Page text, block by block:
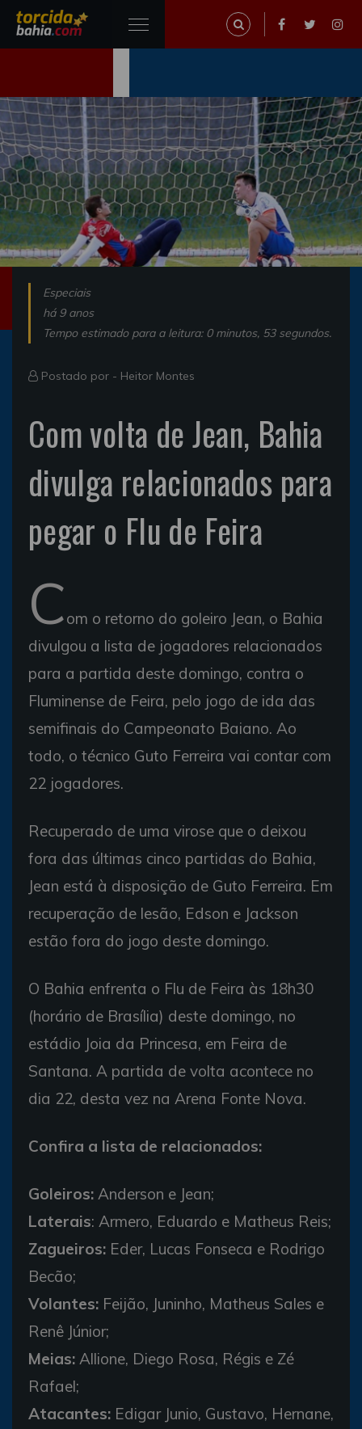
Especiais
há 9 anos
Tempo estimado para a leitura: 0 minutos, 53 segundos.
Postado por - Heitor Montes
Com volta de Jean, Bahia
divulga relacionados para
pegar o Flu de Feira
Com o retorno do goleiro Jean, o Bahia
divulgou a lista de jogadores relacionados
para a partida deste domingo, contra o
Fluminense de Feira, pelo jogo de ida das
semifinais do Campeonato Baiano. Ao
todo, o técnico Guto Ferreira vai contar com
22 jogadores.
Recuperado de uma virose que o deixou
fora das últimas cinco partidas do Bahia,
Jean está à disposição de Guto Ferreira. Em
recuperação de lesão, Edson e Jackson
estão fora do jogo deste domingo.
O Bahia enfrenta o Flu de Feira às 18h30
(horário de Brasília) deste domingo, no
estádio Joia da Princesa, em Feira de
Santana. A partida de volta acontece no
dia 22, desta vez na Arena Fonte Nova.
Confira a lista de relacionados:
Goleiros: Anderson e Jean;
Laterais: Armero, Eduardo e Matheus Reis;
Zagueiros: Eder, Lucas Fonseca e Rodrigo
Becão;
Volantes: Feijão, Juninho, Matheus Sales e
Renê Júnior;
Meias: Allione, Diego Rosa, Régis e Zé
Rafael;
Atacantes: Edigar Junio, Gustavo, Hernane,